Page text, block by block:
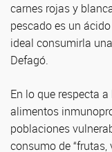
carnes rojas y
pescado es un
ideal consumirla
Defagó.
En lo que respecta
alimentos
poblaciones
consumo de